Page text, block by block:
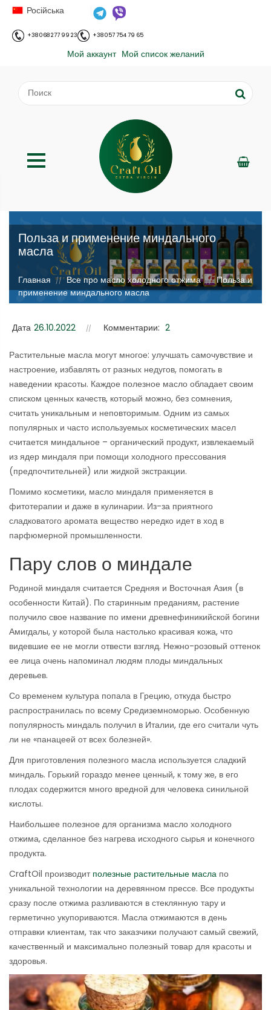
Російська
+38 068 277 99 23 +38 057 754 79 65
Мой аккаунт Мой список желаний
Польза и применение миндального
масла
;
Главная // Все про масло холодного отжима // Польза и
применение миндального масла
Дата 26.10.2022 Комментарии: 2
Растительные масла могут многое: улучшать самочувствие и
настроение, избавлять от разных недугов, помогать в
наведении красоты. Каждое полезное масло обладает своим
списком ценных качеств, который можно, без сомнения,
считать уникальным и неповторимым. Одним из самых
популярных и часто используемых косметических масел
считается миндальное – органический продукт, извлекаемый
из ядер миндаля при помощи холодного прессования
(предпочтительней) или жидкой экстракции.
Помимо косметики, масло миндаля применяется в
фитотерапии и даже в кулинарии. Из-за приятного
сладковатого аромата вещество нередко идет в ход в
парфюмерной промышленности.
Пару слов о миндале
Родиной миндаля считается Средняя и Восточная Азия (в
особенности Китай). По старинным преданиям, растение
получило свое название по имени древнефиникийской богини
Амигдалы, у которой была настолько красивая кожа, что
видевшие ее не могли отвести взгляд. Нежно-розовый оттенок
ее лица очень напоминал людям плоды миндальных
деревьев.
Со временем культура попала в Грецию, откуда быстро
распространилась по всему Средиземноморью. Особенную
популярность миндаль получил в Италии, где его считали чуть
ли не «панацеей от всех болезней».
Для приготовления полезного масла используется сладкий
миндаль. Горький гораздо менее ценный, к тому же, в его
плодах содержится много вредной для человека синильной
кислоты.
Наибольшее полезное для организма масло холодного
отжима, сделанное без нагрева исходного сырья и конечного
продукта.
CraftOil производит полезные растительные масла по
уникальной технологии на деревянном прессе. Все продукты
сразу после отжима разливаются в стеклянную тару и
герметично укупориваются. Масла отжимаются в день
отправки клиентам, так что заказчики получают самый свежий,
качественный и максимально полезный товар для красоты и
здоровья.